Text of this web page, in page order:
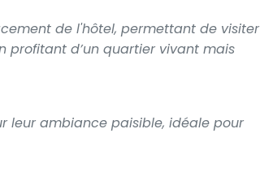
de l'hôtel, permettant de visiter
profitant d’un quartier vivant mais
leur ambiance paisible, idéale pour